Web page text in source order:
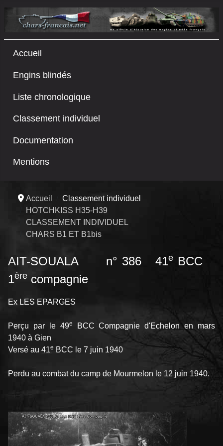
Accueil
Engins blindés
Liste chronologique
Classement individuel
Documentation
Mentions
Accueil
Classement individuel
HOTCHKISS H35-H39
CLASSEMENT INDIVIDUEL
CHARS B1 ET B1bis
AIT-SOUALA n° 386 41eBCC
1ère compagnie
Ex LES EPARGES
Perçu par le 49e
BCC Compagnie d'Echelon en mars
1940 à Gien
Versé au 41e BCC le 7 juin 1940
Perdu au combat du camp de Mourmelon le 12 juin 1940.